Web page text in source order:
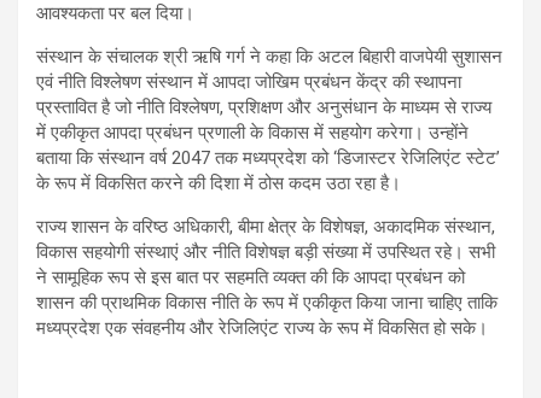
आवश्यकता पर बल दिया।
संस्थान के संचालक श्री ऋषि गर्ग ने कहा कि अटल बिहारी वाजपेयी सुशासन
एवं नीति विश्लेषण संस्थान में आपदा जोखिम प्रबंधन केंद्र की स्थापना
प्रस्तावित है जो नीति विश्लेषण, प्रशिक्षण और अनुसंधान के माध्यम से राज्य
में एकीकृत आपदा प्रबंधन प्रणाली के विकास में सहयोग करेगा। उन्होंने
बताया कि संस्थान वर्ष 2047 तक मध्यप्रदेश को ‘डिजास्टर रेजिलिएंट स्टेट’
के रूप में विकसित करने की दिशा में ठोस कदम उठा रहा है।
राज्य शासन के वरिष्ठ अधिकारी, बीमा क्षेत्र के विशेषज्ञ, अकादमिक संस्थान,
विकास सहयोगी संस्थाएं और नीति विशेषज्ञ बड़ी संख्या में उपस्थित रहे। सभी
ने सामूहिक रूप से इस बात पर सहमति व्यक्त की कि आपदा प्रबंधन को
शासन की प्राथमिक विकास नीति के रूप में एकीकृत किया जाना चाहिए ताकि
मध्यप्रदेश एक संवहनीय और रेजिलिएंट राज्य के रूप में विकसित हो सके।